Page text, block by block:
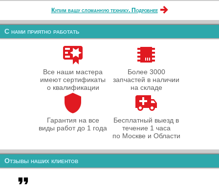
Купим вашу сломанную технику. Подробнее
С нами приятно работать
Все наши мастера
имеют сертификаты
о квалификации
Более 3000
запчастей в наличии
на складе
Гарантия на все
виды работ до 1 года
Бесплатный выезд в
течение 1 часа
по Москве и Области
Отзывы наших клиентов